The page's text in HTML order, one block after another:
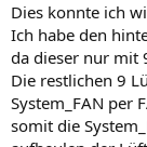
Dies konnte ich
Ich habe den
da dieser nur mit
Die restlichen 9
System_FAN per
somit die